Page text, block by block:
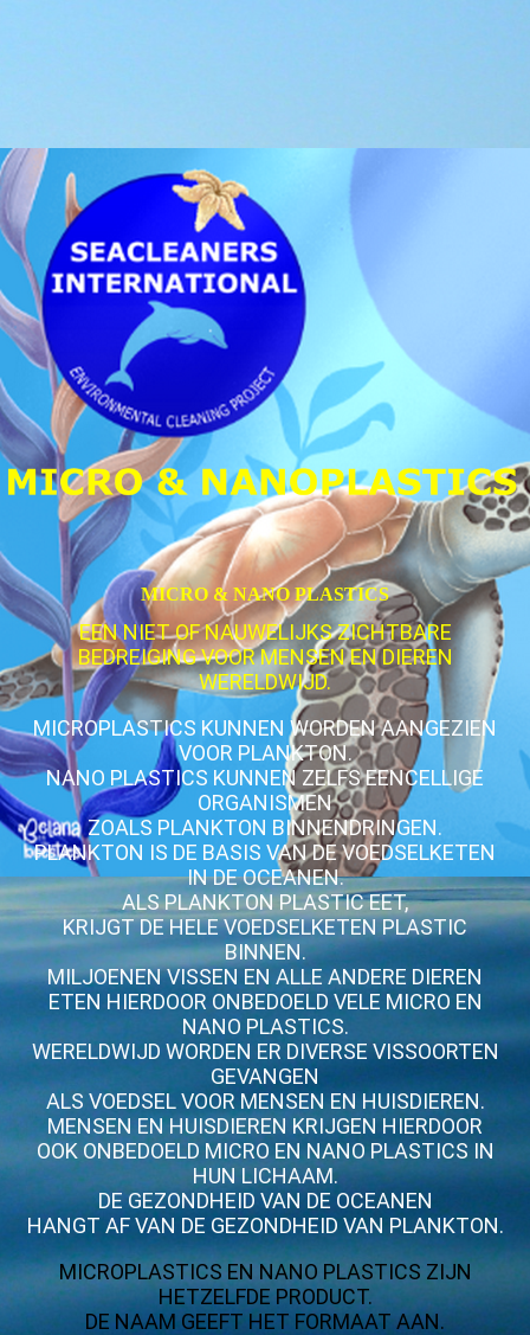
MICRO & NANO PLASTICS
EEN NIET OF NAUWELIJKS ZICHTBARE
BEDREIGING VOOR MENSEN EN DIEREN
WERELDWIJD.
MICROPLASTICS KUNNEN WORDEN AANGEZIEN
VOOR PLANKTON.
NANO PLASTICS KUNNEN ZELFS EENCELLIGE
ORGANISMEN
ZOALS PLANKTON BINNENDRINGEN.
PLANKTON IS DE BASIS VAN DE VOEDSELKETEN
IN DE OCEANEN.
ALS PLANKTON PLASTIC EET,
KRIJGT DE HELE VOEDSELKETEN PLASTIC
BINNEN.
MILJOENEN VISSEN EN ALLE ANDERE DIEREN
ETEN HIERDOOR ONBEDOELD VELE MICRO EN
NANO PLASTICS.
WERELDWIJD WORDEN ER DIVERSE VISSOORTEN
GEVANGEN
ALS VOEDSEL VOOR MENSEN EN HUISDIEREN.
MENSEN EN HUISDIEREN KRIJGEN HIERDOOR
OOK ONBEDOELD MICRO EN NANO PLASTICS IN
HUN LICHAAM.
DE GEZONDHEID VAN DE OCEANEN
HANGT AF VAN DE GEZONDHEID VAN PLANKTON.
MICROPLASTICS EN NANO PLASTICS ZIJN
HETZELFDE PRODUCT.
DE NAAM GEEFT HET FORMAAT AAN.